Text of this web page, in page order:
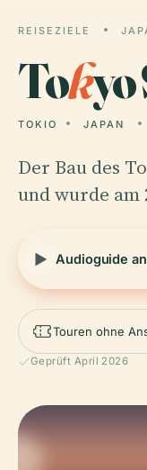
REISEZIELE
Tok
TOKIO JAPAN
Der Bau des
und wurde am
Audioguide
Touren ohne
Geprüft April 2026